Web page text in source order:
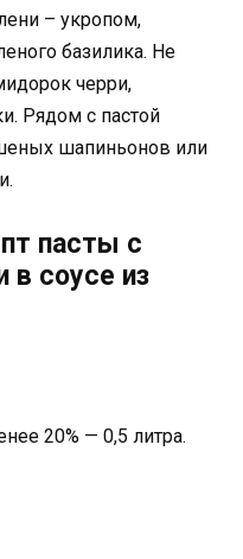
– укропом,
базилика. Не
черри,
Рядом с пастой
шапиньонов или
пасты с
в соусе из
20% — 0,5 литра.